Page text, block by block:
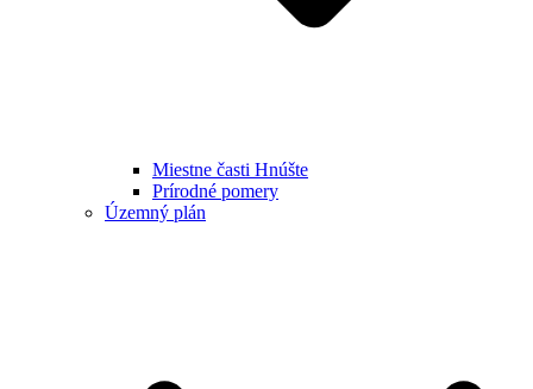
Miestne časti Hnúšte
Prírodné pomery
Územný plán